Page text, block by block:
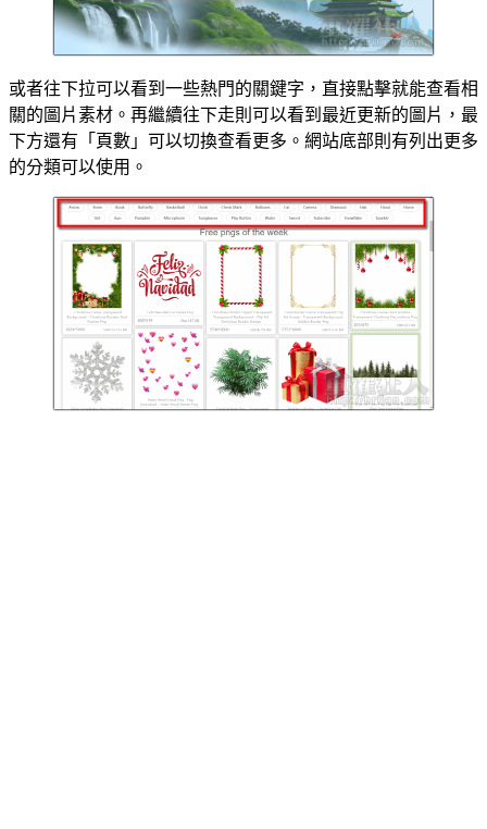
或者往下拉可以看到一些熱門的關鍵字，直接點擊就能查看相
關的圖片素材。再繼續往下走則可以看到最近更新的圖片，最
下方還有「頁數」可以切換查看更多。網站底部則有列出更多
的分類可以使用。